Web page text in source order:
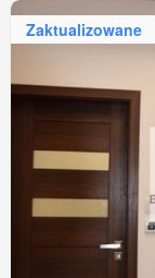
Zaktualizowane